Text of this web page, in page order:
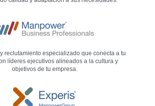
reclutamiento especializado que conecta a tu
líderes ejecutivos alineados a la cultura y
objetivos de tu empresa.